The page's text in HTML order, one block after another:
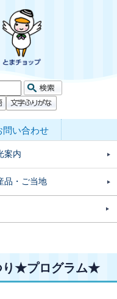
問い合わせ
案内
品・ご当地
り★プログラム★